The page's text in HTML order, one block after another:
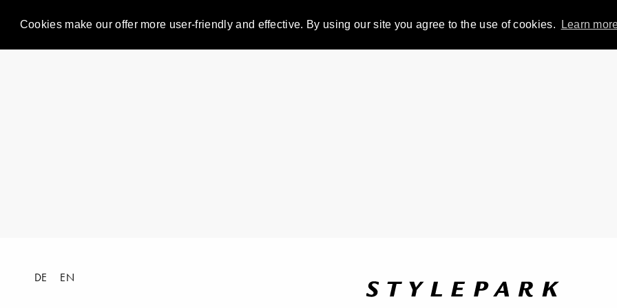
Cookies make our offer more user-friendly and effective. By using our site you agree to the use of cookies. Learn
DE EN